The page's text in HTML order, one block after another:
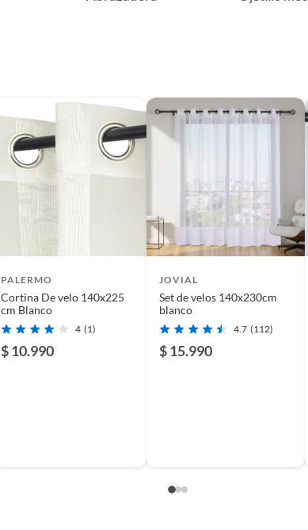
PALERMO
Cortina De velo 140x225
cm Blanco
4 (1)
$ 10.990
JOVIAL
Set de velos 140x230cm
blanco
4.7 (112)
$ 15.990